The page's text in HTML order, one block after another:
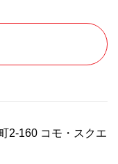
2-160 コモ・スクエ